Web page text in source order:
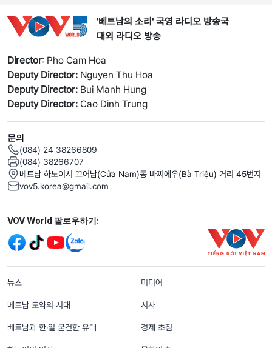
'베트남의 소리' 국영 라디오 방송국
대외 라디오 방송
Director: Pho Cam Hoa
Deputy Director: Nguyen Thu Hoa
Deputy Director: Bui Manh Hung
Deputy Director: Cao Dinh Trung
문의
(084) 24 38266809
(084) 38266707
베트남 하노이시 끄어남(Cửa Nam)동 바찌에우(Bà Triệu) 거리 45번지
vov5.korea@gmail.com
Mạng xã hội
VOV World 팔로우하기:
menu footer tiếng Hàn
뉴스 미디어
베트남 도약의 시대 시사
베트남과 한‧일 굳건한 유대 경제 초점